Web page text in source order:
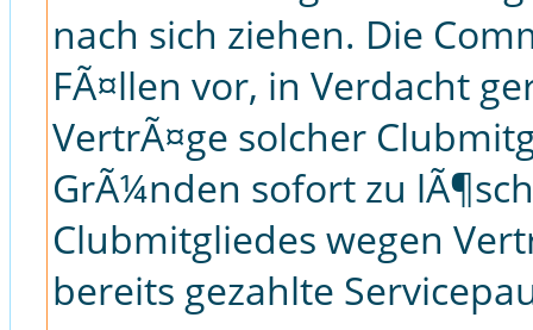
nach sich ziehen. Die
FÃ¤llen vor, in Verdacht
VertrÃ¤ge solcher
GrÃ¼nden sofort zu
Clubmitgliedes wegen
bereits gezahlte